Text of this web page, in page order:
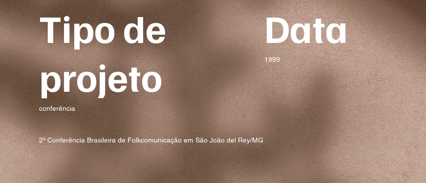
Tipo de
projeto
conferência
Data
1999
2ª Conferência Brasileira de Folkcomunicação em São João del Rey/MG